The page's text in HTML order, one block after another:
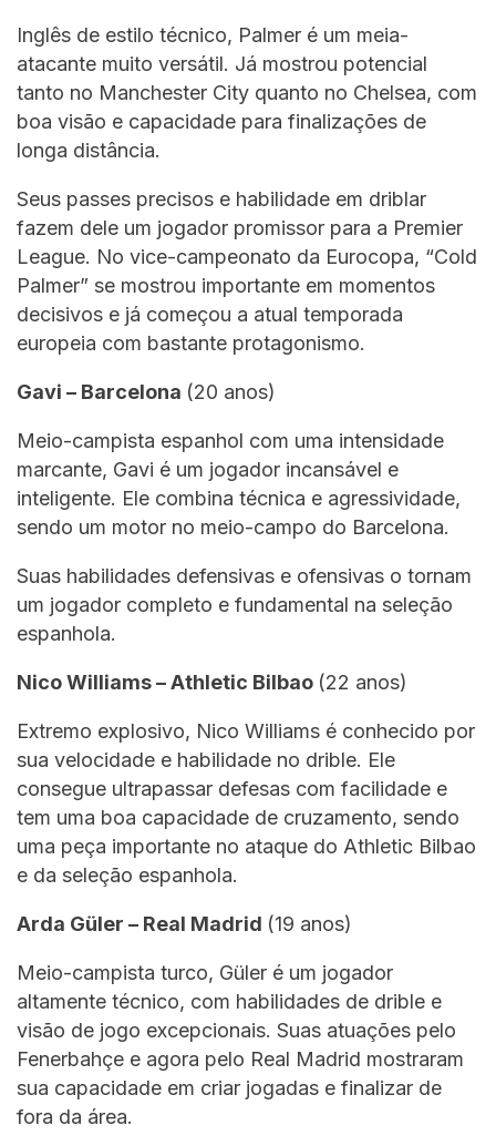
Inglês de estilo técnico, Palmer é um meia-
atacante muito versátil. Já mostrou potencial
tanto no Manchester City quanto no Chelsea, com
boa visão e capacidade para finalizações de
longa distância.
Seus passes precisos e habilidade em driblar
fazem dele um jogador promissor para a Premier
League. No vice-campeonato da Eurocopa, “Cold
Palmer” se mostrou importante em momentos
decisivos e já começou a atual temporada
europeia com bastante protagonismo.
Gavi – Barcelona (20 anos)
Meio-campista espanhol com uma intensidade
marcante, Gavi é um jogador incansável e
inteligente. Ele combina técnica e agressividade,
sendo um motor no meio-campo do Barcelona.
Suas habilidades defensivas e ofensivas o tornam
um jogador completo e fundamental na seleção
espanhola.
Nico Williams – Athletic Bilbao (22 anos)
Extremo explosivo, Nico Williams é conhecido por
sua velocidade e habilidade no drible. Ele
consegue ultrapassar defesas com facilidade e
tem uma boa capacidade de cruzamento, sendo
uma peça importante no ataque do Athletic Bilbao
e da seleção espanhola.
Arda Güler – Real Madrid (19 anos)
Meio-campista turco, Güler é um jogador
altamente técnico, com habilidades de drible e
visão de jogo excepcionais. Suas atuações pelo
Fenerbahçe e agora pelo Real Madrid mostraram
sua capacidade em criar jogadas e finalizar de
fora da área.